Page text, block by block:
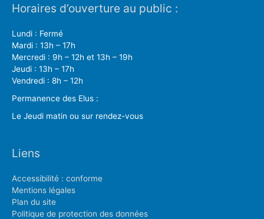
Horaires d’ouverture au public :
Lundi : Fermé
Mardi : 13h – 17h
Mercredi : 9h – 12h et 13h – 19h
Jeudi : 13h – 17h
Vendredi : 8h – 12h
Permanence des Elus :
Le Jeudi matin ou sur rendez-vous
Liens
Accessibilité : conforme
Mentions légales
Plan du site
Politique de protection des données